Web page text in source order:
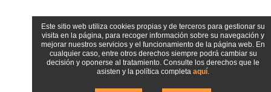
Este sitio web utiliza cookies propias y de terceros para gestionar su
visita en la página, para recoger información sobre su navegación y
mejorar nuestros servicios y el funcionamiento de la página web. En
cualquier caso, entre otros derechos siempre podrá cambiar su
decisión y oponerse al tratamiento. Consulte los derechos que le
asisten y la política completa aquí.